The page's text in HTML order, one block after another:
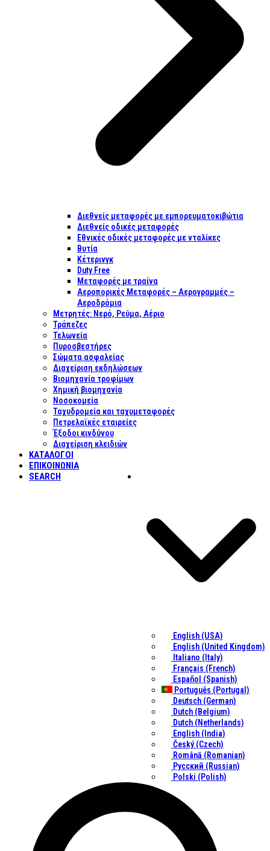
Διεθνείς μεταφορές με εμπορευματοκιβώτια
Διεθνείς οδικές μεταφορές
Εθνικές οδικές μεταφορές με νταλίκες
Βυτία
Κέτερινγκ
Duty Free
Μεταφορές με τραίνα
Αεροπορικές Μεταφορές – Αερογραμμές –
Αεροδρόμια
Μετρητές: Νερό, Ρεύμα, Αέριο
Τράπεζες
Τελωνεία
Πυροσβεστήρες
Σώματα ασφαλείας
Διαχείριση εκδηλώσεων
Βιομηχανία τροφίμων
Χημική βιομηχανία
Νοσοκομεία
Ταχυδρομεία και ταχυμεταφορές
Πετρελαϊκές εταιρείες
Έξοδοι κινδύνου
Διαχείριση κλειδιών
ΚΑΤΑΛΟΓΟΙ
ΕΠΙΚΟΙΝΩΝΊΑ
English (USA)
English (United Kingdom)
Italiano (Italy)
Français (French)
Español (Spanish)
Português (Portugal)
Deutsch (German)
Dutch (Belgium)
Dutch (Netherlands)
English (India)
Český (Czech)
Română (Romanian)
Русский (Russian)
Polski (Polish)
SEARCH